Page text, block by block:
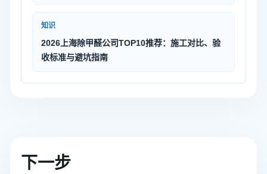
知识
2026上海除甲醛公司TOP10推荐：施工对比、验
收标准与避坑指南
下一步